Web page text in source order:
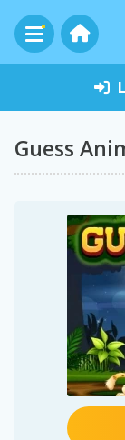
Guess